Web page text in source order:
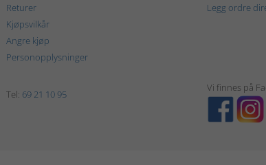
Returer
Kjøpsvilkår
Angre kjøp
Personopplysninger
Legg ordre
Tel: 69 21 10 95
Vi finnes på